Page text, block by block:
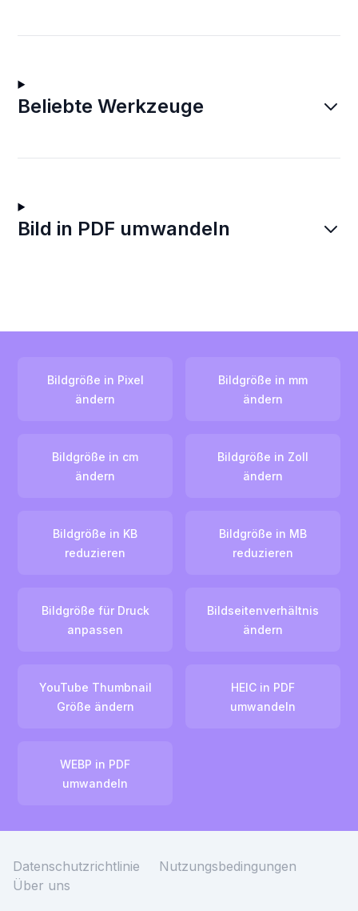
Beliebte Werkzeuge
Bild in PDF umwandeln
Bildgröße in Pixel
ändern
Bildgröße in mm
ändern
Bildgröße in cm
ändern
Bildgröße in Zoll
ändern
Bildgröße in KB
reduzieren
Bildgröße in MB
reduzieren
Bildgröße für Druck
anpassen
Bildseitenverhältnis
ändern
YouTube Thumbnail
Größe ändern
HEIC in PDF
umwandeln
WEBP in PDF
umwandeln
Datenschutzrichtlinie
Nutzungsbedingungen
Über uns